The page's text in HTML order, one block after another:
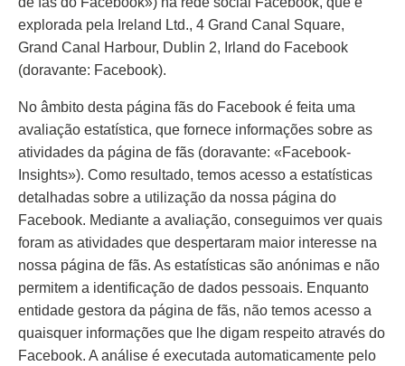
explorada pela Ireland Ltd., 4 Grand Canal Square,
Grand Canal Harbour, Dublin 2, Irland do Facebook
(doravante: Facebook).
No âmbito desta página fãs do Facebook é feita uma
avaliação estatística, que fornece informações sobre as
atividades da página de fãs (doravante: «Facebook-
Insights»). Como resultado, temos acesso a estatísticas
detalhadas sobre a utilização da nossa página do
Facebook. Mediante a avaliação, conseguimos ver quais
foram as atividades que despertaram maior interesse na
nossa página de fãs. As estatísticas são anónimas e não
permitem a identificação de dados pessoais. Enquanto
entidade gestora da página de fãs, não temos acesso a
quaisquer informações que lhe digam respeito através do
Facebook. A análise é executada automaticamente pelo